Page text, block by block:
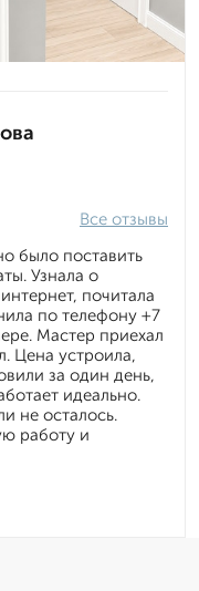
Все отзывы
было поставить
Узнала о
почитала
по телефону +7
Мастер приехал
Цена устроила,
за один день,
идеально.
не осталось.
работу и